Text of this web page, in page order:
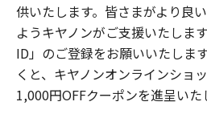
供いたします。皆さまがより良
ようキヤノンがご支援いたしま
ID」のご登録をお願いいたしま
くと、キヤノンオンラインショ
1,000円OFFクーポンを進呈いた